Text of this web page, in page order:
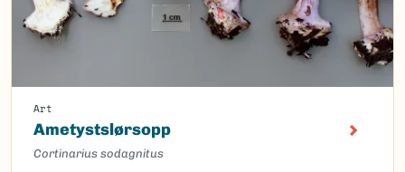
Art
Ametystslørsopp
Cortinarius sodagnitus